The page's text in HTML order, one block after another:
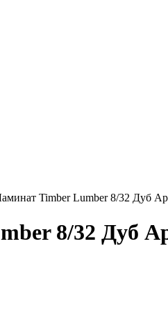
Timber Lumber 8/32 Дуб
8/32 Дуб